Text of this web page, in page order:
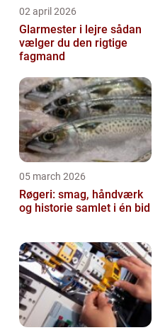
02 april 2026
Glarmester i lejre sådan
vælger du den rigtige
fagmand
05 march 2026
Røgeri: smag, håndværk
og historie samlet i én bid